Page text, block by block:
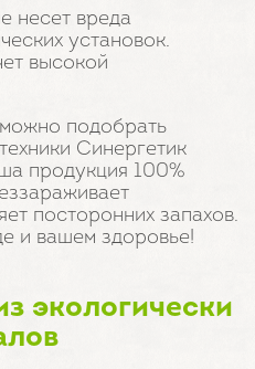
несет вреда
установок.
высокой
подобрать
Синергетик
продукция 100%
посторонних запахов.
и вашем здоровье!
экологически